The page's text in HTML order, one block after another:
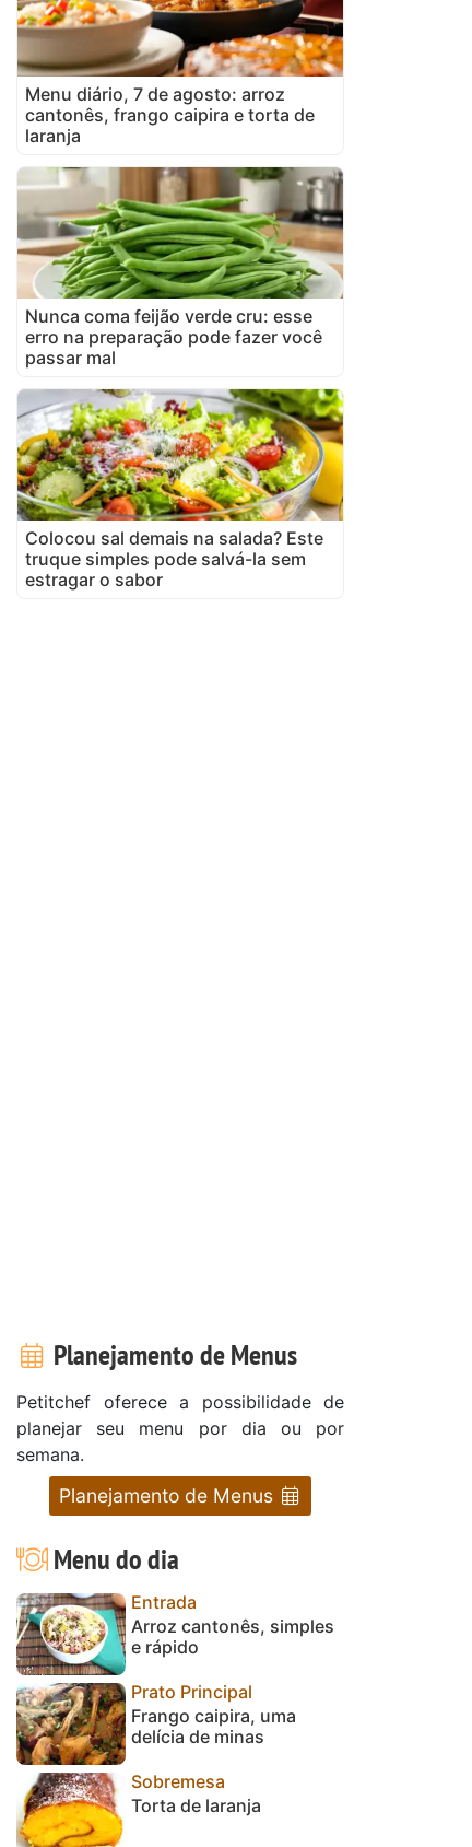
Menu diário, 7 de agosto: arroz
cantonês, frango caipira e torta de
laranja
Nunca coma feijão verde cru: esse
erro na preparação pode fazer você
passar mal
Colocou sal demais na salada? Este
truque simples pode salvá-la sem
estragar o sabor
Planejamento de Menus
Petitchef oferece a possibilidade de
planejar seu menu por dia ou por
semana.
Planejamento de Menus
Menu do dia
Entrada
Arroz cantonês, simples
e rápido
Prato Principal
Frango caipira, uma
delícia de minas
Sobremesa
Torta de laranja